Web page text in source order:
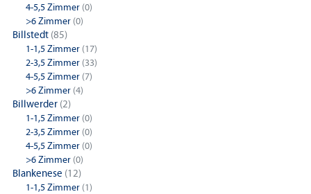
4-5,5 Zimmer (0)
>6 Zimmer (0)
Billstedt (85)
1-1,5 Zimmer (17)
2-3,5 Zimmer (33)
4-5,5 Zimmer (7)
>6 Zimmer (4)
Billwerder (2)
1-1,5 Zimmer (0)
2-3,5 Zimmer (0)
4-5,5 Zimmer (0)
>6 Zimmer (0)
Blankenese (12)
1-1,5 Zimmer (1)